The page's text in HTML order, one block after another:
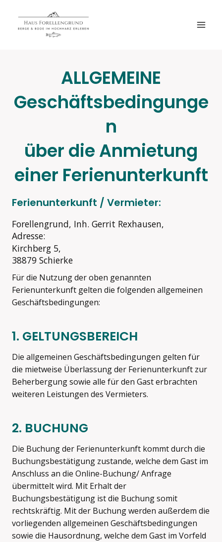
Inhalt
springen
ALLGEMEINE
Geschäftsbedingunge
n
über die Anmietung
einer Ferienunterkunft
Ferienunterkunft / Vermieter:
Forellengrund, Inh. Gerrit Rexhausen,
Adresse:
Kirchberg 5,
38879 Schierke
Für die Nutzung der oben genannten
Ferienunterkunft gelten die folgenden allgemeinen
Geschäftsbedingungen:
1. GELTUNGSBEREICH
Die allgemeinen Geschäftsbedingungen gelten für
die mietweise Überlassung der Ferienunterkunft zur
Beherbergung sowie alle für den Gast erbrachten
weiteren Leistungen des Vermieters.
2. BUCHUNG
Die Buchung der Ferienunterkunft kommt durch die
Buchungsbestätigung zustande, welche dem Gast im
Anschluss an die Online-Buchung/ Anfrage
übermittelt wird. Mit Erhalt der
Buchungsbestätigung ist die Buchung somit
rechtskräftig. Mit der Buchung werden außerdem die
vorliegenden allgemeinen Geschäftsbedingungen
sowie die Hausordnung, welche dem Gast im Vorfeld